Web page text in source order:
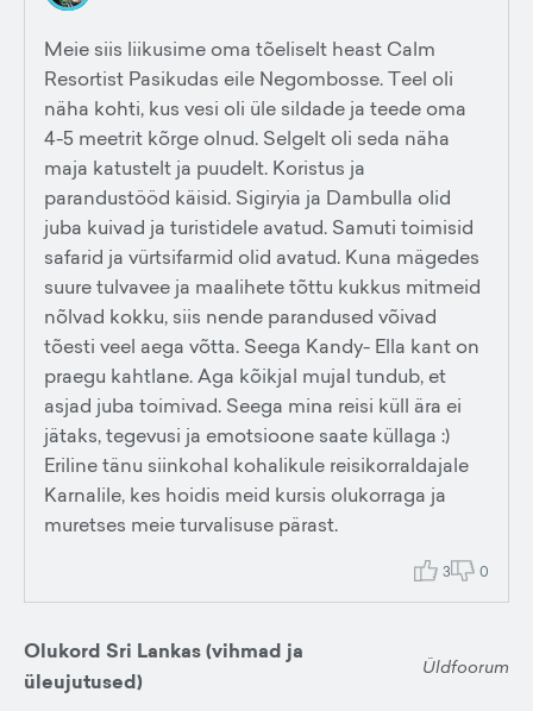
Meie siis liikusime oma tõeliselt heast Calm
Resortist Pasikudas eile Negombosse. Teel oli
näha kohti, kus vesi oli üle sildade ja teede oma
4-5 meetrit kõrge olnud. Selgelt oli seda näha
maja katustelt ja puudelt. Koristus ja
parandustööd käisid. Sigiryia ja Dambulla olid
juba kuivad ja turistidele avatud. Samuti toimisid
safarid ja vürtsifarmid olid avatud. Kuna mägedes
suure tulvavee ja maalihete tõttu kukkus mitmeid
nõlvad kokku, siis nende parandused võivad
tõesti veel aega võtta. Seega Kandy- Ella kant on
praegu kahtlane. Aga kõikjal mujal tundub, et
asjad juba toimivad. Seega mina reisi küll ära ei
jätaks, tegevusi ja emotsioone saate küllaga :)
Eriline tänu siinkohal kohalikule reisikorraldajale
Karnalile, kes hoidis meid kursis olukorraga ja
muretses meie turvalisuse pärast.
3 0
Olukord Sri Lankas (vihmad ja
üleujutused)
Üldfoorum